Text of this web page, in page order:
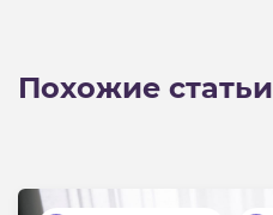
Похожие статьи